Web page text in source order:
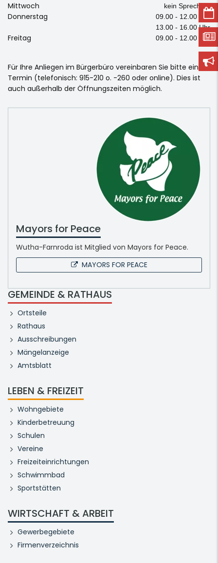
Mittwoch kein Sprechtag
Donnerstag
09.00 - 12.00 Uhr
13.00 - 16.00 Uhr
Freitag 09.00 - 12.00 Uhr
Für Ihre Anliegen im Bürgerbüro vereinbaren Sie bitte einen
Termin (telefonisch: 915-210 o. -260 oder online). Dies ist
auch außerhalb der Öffnungszeiten möglich.
Mayors for Peace
Wutha-Farnroda ist Mitglied von Mayors for Peace.
MAYORS FOR PEACE
GEMEINDE & RATHAUS
Ortsteile
Rathaus
Ausschreibungen
Mängelanzeige
Amtsblatt
LEBEN & FREIZEIT
Wohngebiete
Kinderbetreuung
Schulen
Vereine
Freizeiteinrichtungen
Schwimmbad
Sportstätten
WIRTSCHAFT & ARBEIT
Gewerbegebiete
Firmenverzeichnis